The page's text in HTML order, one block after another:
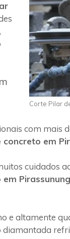
Corte Pilar
com mais
em
cuidados
e altamente